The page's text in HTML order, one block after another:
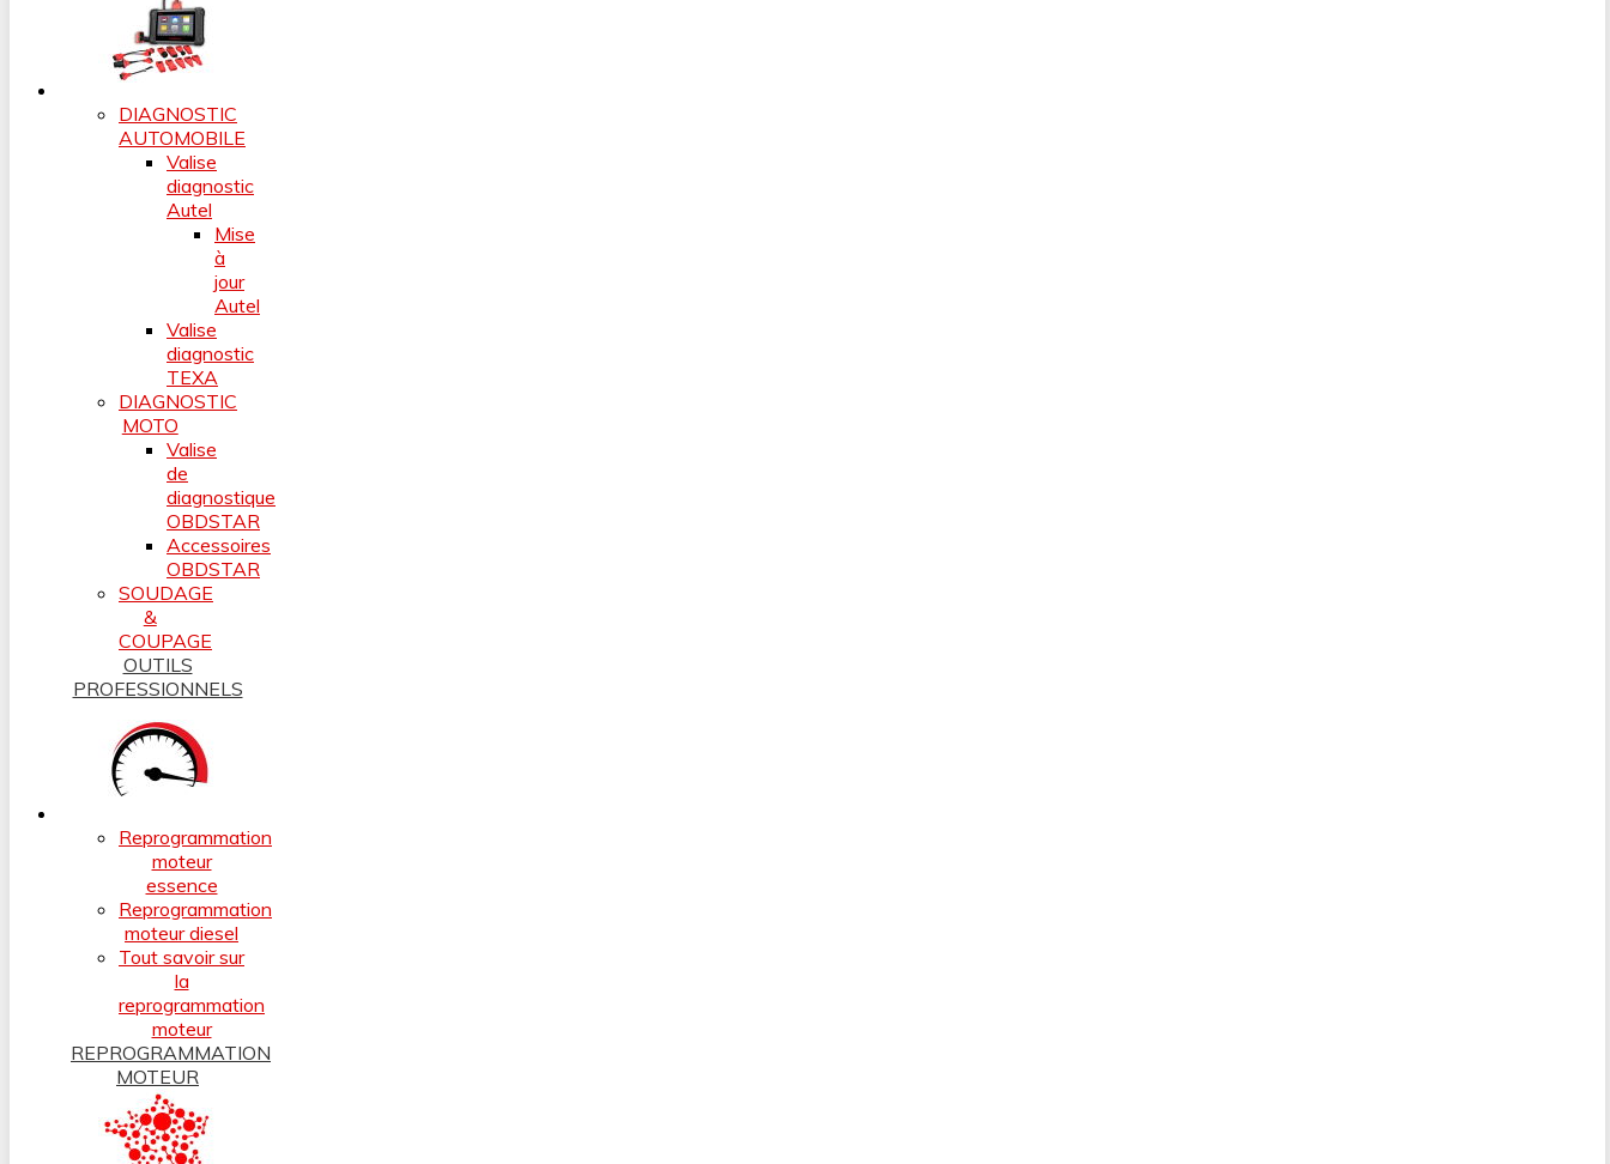
DIAGNOSTIC
AUTOMOBILE
Valise
diagnostic
Autel
Mise
à
jour
Autel
Valise
diagnostic
TEXA
DIAGNOSTIC
MOTO
Valise
de
diagnostique
OBDSTAR
Accessoires
OBDSTAR
SOUDAGE
&
COUPAGE
OUTILS
PROFESSIONNELS
Reprogrammation
moteur
essence
Reprogrammation
moteur diesel
Tout savoir sur
la
reprogrammation
moteur
REPROGRAMMATION
MOTEUR